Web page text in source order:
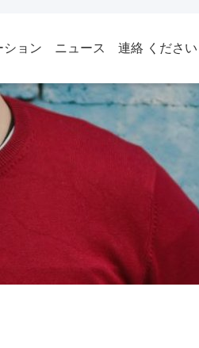
ション ニュース 連絡 ください